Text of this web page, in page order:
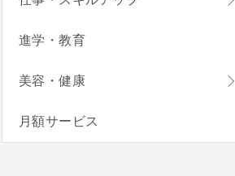
進学・教育
美容・健康
月額サービス